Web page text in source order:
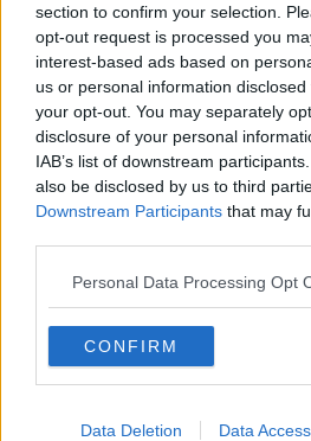
section to confirm your selection.
opt-out request is processed you
interest-based ads based on
us or personal information
your opt-out. You may separately
disclosure of your personal
IAB’s list of downstream
also be disclosed by us to third
Downstream Participants that may
Personal Data Processing Opt
CONFIRM
Data Deletion Data Access
I carabinieri hanno fermato l'auto con
piena di materiale ferroso e di batterie
smaltite secondo la normativa vigente
nocivi.
A bordo dell'auto viaggiavanotre
una donna di 28. In un primo
aver raccolto il materiale ferroso fuori
essere entrati dentro. Da un
dall’area di conferimento non è
abbattuta e l’area adiacente ad alcuni
soqquadro, come se qualcuno vi
I tre sono stati arrestati per furto in
successiva acquisizione di filmati delle
evidente l’auto che sfonda la
per trafugare il materiale.